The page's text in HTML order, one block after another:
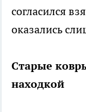
согласился
оказались
Старые
находкой